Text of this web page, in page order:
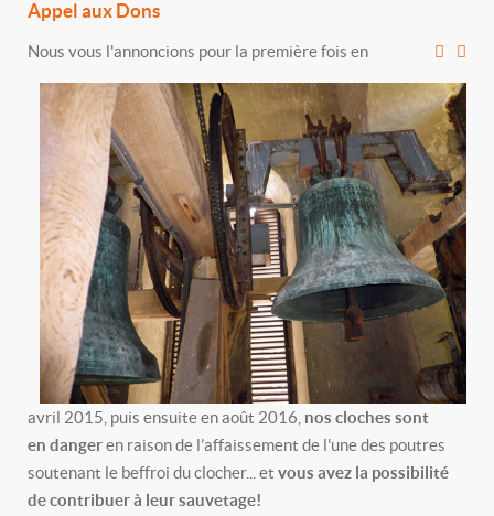
Appel aux Dons
Nous vous l'annoncions pour la première fois en
avril 2015, puis ensuite en août 2016, nos cloches sont
en dangeren raison de l’affaissement de l'une des poutres
soutenant le beffroi du clocher... et vous avez la possibilité
de contribuer à leur sauvetage!